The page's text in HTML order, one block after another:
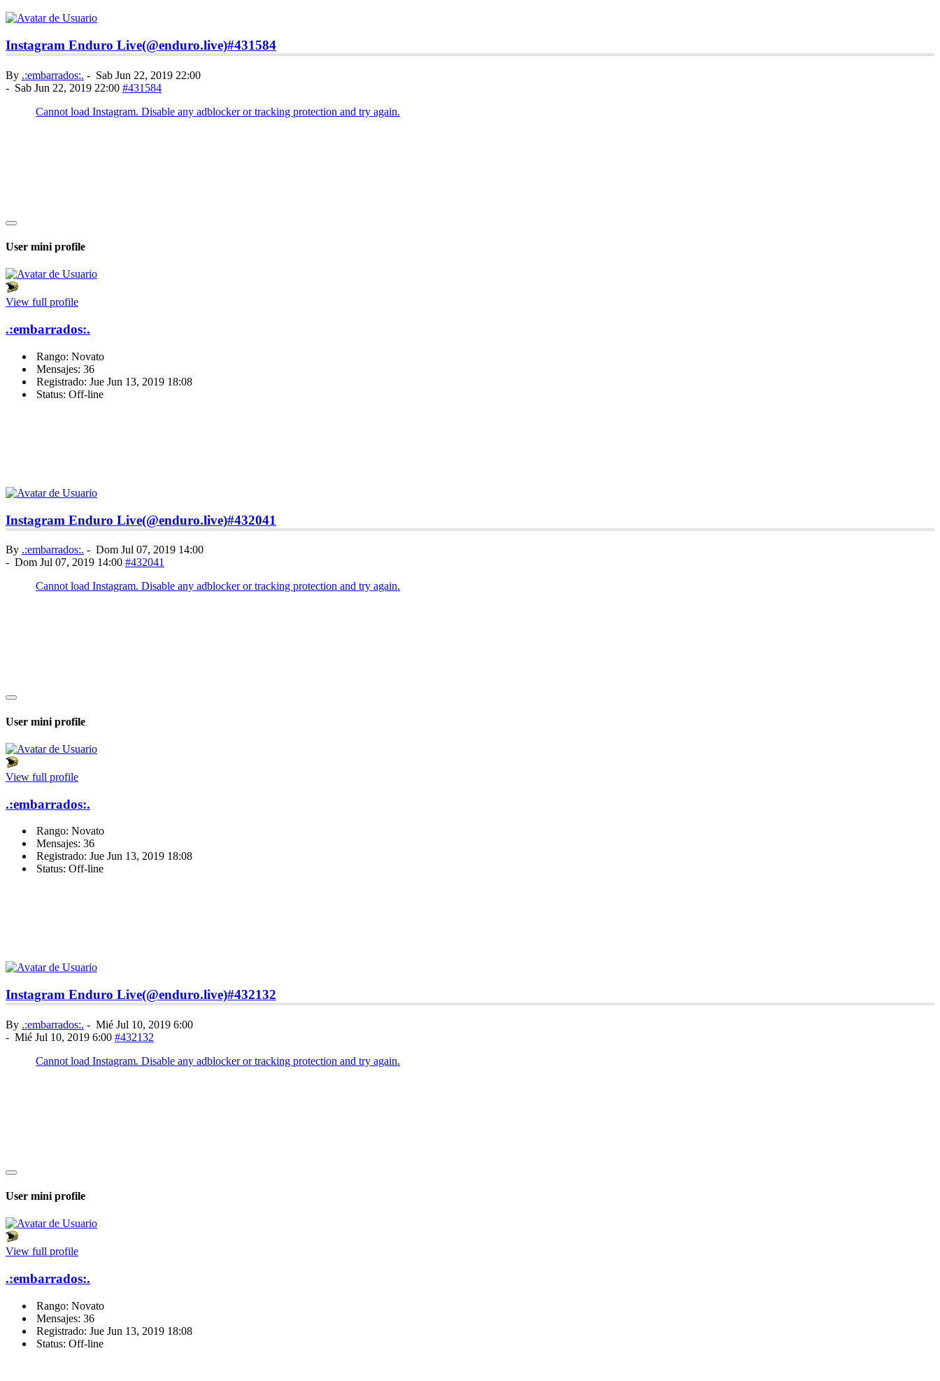
Instagram Enduro Live(@enduro.live)#431584
By .:embarrados:. - Sab Jun 22, 2019 22:00
- Sab Jun 22, 2019 22:00 #431584
User mini profile
View full profile
.:embarrados:.
Rango: Novato
Mensajes: 36
Registrado: Jue Jun 13, 2019 18:08
Status: Off-line
Instagram Enduro Live(@enduro.live)#432041
By .:embarrados:. - Dom Jul 07, 2019 14:00
- Dom Jul 07, 2019 14:00 #432041
User mini profile
View full profile
.:embarrados:.
Rango: Novato
Mensajes: 36
Registrado: Jue Jun 13, 2019 18:08
Status: Off-line
Instagram Enduro Live(@enduro.live)#432132
By .:embarrados:. - Mié Jul 10, 2019 6:00
- Mié Jul 10, 2019 6:00 #432132
User mini profile
View full profile
.:embarrados:.
Rango: Novato
Mensajes: 36
Registrado: Jue Jun 13, 2019 18:08
Status: Off-line